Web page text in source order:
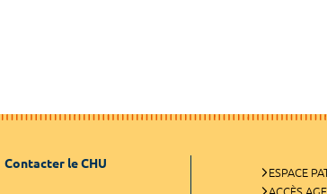
Contacter le CHU
ESPACE
ACCÈS